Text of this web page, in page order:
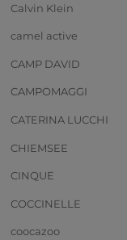
Calvin Klein
camel active
CAMP DAVID
CAMPOMAGGI
CATERINA LUCCHI
CHIEMSEE
CINQUE
COCCINELLE
coocazoo